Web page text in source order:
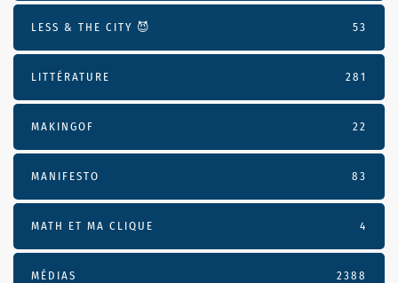
LESS & THE CITY 😈 53
LITTÉRATURE 281
MAKINGOF 22
MANIFESTO 83
MATH ET MA CLIQUE 4
MÉDIAS 2388